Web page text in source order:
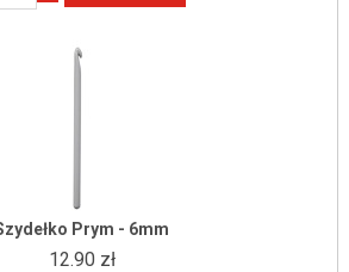
Prym - 6mm
12.90 zł